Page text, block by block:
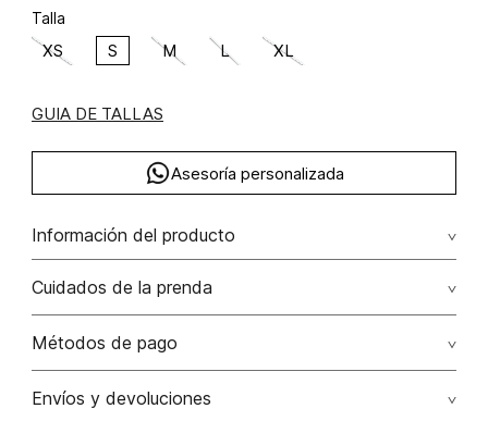
Talla
XS S M L XL
GUIA DE TALLAS
Asesoría personalizada
Información del producto
poliamida 90% elastano 10% 90.00%
poliamida/polyamide10.00% elastano/elastane
Cuidados de la prenda
No dejar en remojo /lavar por separado / no utilizar
Métodos de pago
Tarjetas de crédito: Visa, Dinners, Master Card y American
Envíos y devoluciones